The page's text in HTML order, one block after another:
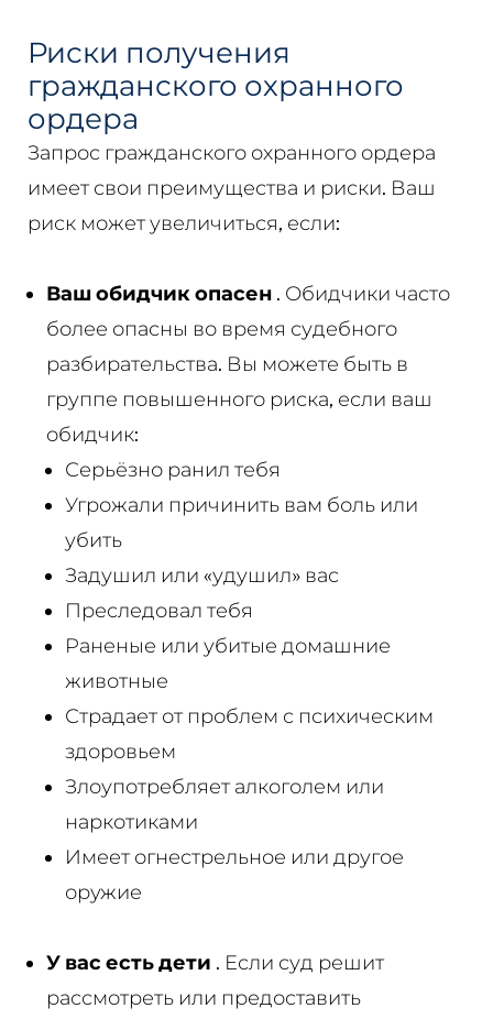
Риски получения
гражданского охранного
ордера
Запрос гражданского охранного ордера
имеет свои преимущества и риски. Ваш
риск может увеличиться, если:
Ваш обидчик опасен. Обидчики часто
более опасны во время судебного
разбирательства. Вы можете быть в
группе повышенного риска, если ваш
обидчик:
Серьёзно ранил тебя
Угрожали причинить вам боль или
убить
Задушил или «удушил» вас
Преследовал тебя
Раненые или убитые домашние
животные
Страдает от проблем с психическим
здоровьем
Злоупотребляет алкоголем или
наркотиками
Имеет огнестрельное или другое
оружие
У вас есть дети . Если суд решит
рассмотреть или предоставить